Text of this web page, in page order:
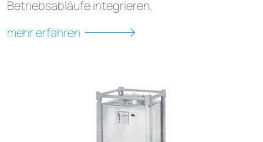
Betriebsabläufe integrieren.
mehr erfahren